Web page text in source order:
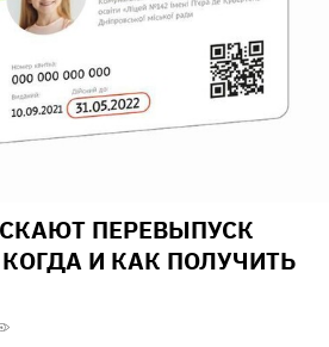
ПЕРЕВЫПУСК
И КАК ПОЛУЧИТЬ